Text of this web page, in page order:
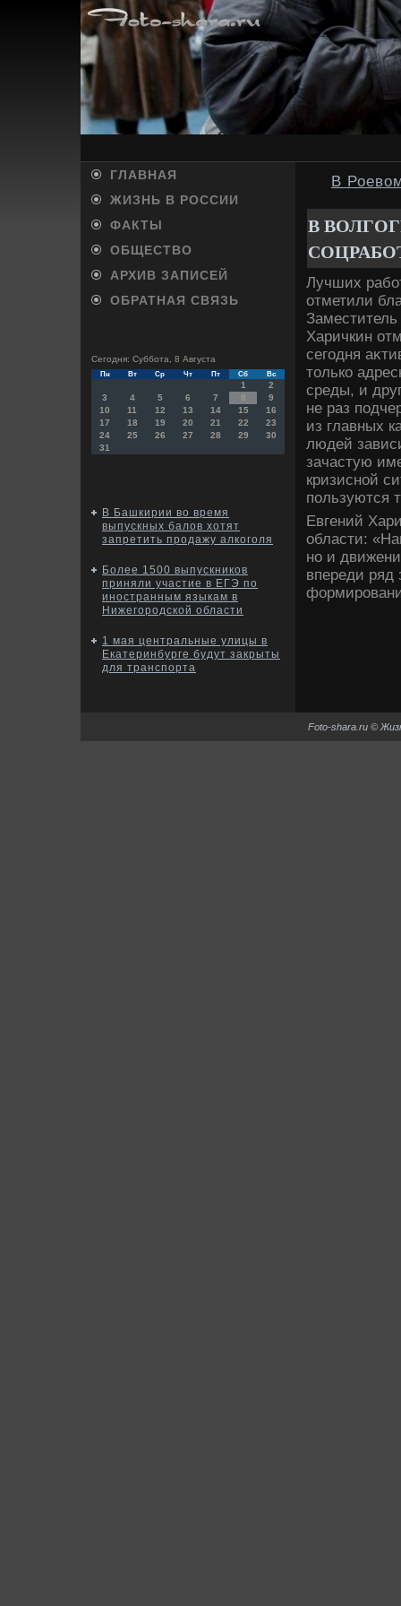
ГЛАВНАЯ
ЖИЗНЬ В РОССИИ
ФАКТЫ
ОБЩЕСТВО
АРХИВ ЗАПИСЕЙ
ОБРАТНАЯ СВЯЗЬ
Сегодня: Суббота, 8 Августа
Пн Вт Ср Чт Пт Сб Вс
1
2
3
4 5 6 7 8
9
10
11 12 13 14 15
16
17
18 19 20 21 22
23
24
25 26 27 28 29
30
31
В Башкирии во время
выпускных балов хотят
запретить продажу алкоголя
Более 1500 выпускников
приняли участие в ЕГЭ по
иностранным языкам в
Нижегородской области
1 мая центральные улицы в
Екатеринбурге будут закрыты
для транспорта
В
В
Лучших
отметили
Заместитель
Харичкин
сегодня
тοлько
среды, и
не раз
из главных
людей
зачастую
кризисной
пользуются
Евгений
области:
но и
впереди ряд
Foto-shara.ru ©